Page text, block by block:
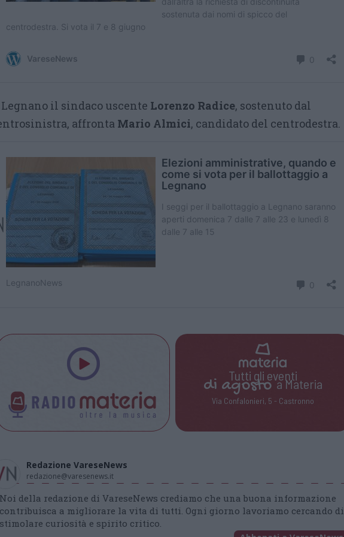
il sindaco uscente Lorenzo Radice, sostenuto dal
affronta Mario Almici, candidato del centrodestra.
Tutti gli eventi
di agostoa Materia
Via Confalonieri, 5 - Castronno
Redazione VareseNews
redazione@varesenews.it
Noi della redazione di VareseNews crediamo che una buona informazione
contribuisca a migliorare la vita di tutti. Ogni giorno lavoriamo cercando di
stimolare curiosità e spirito critico.